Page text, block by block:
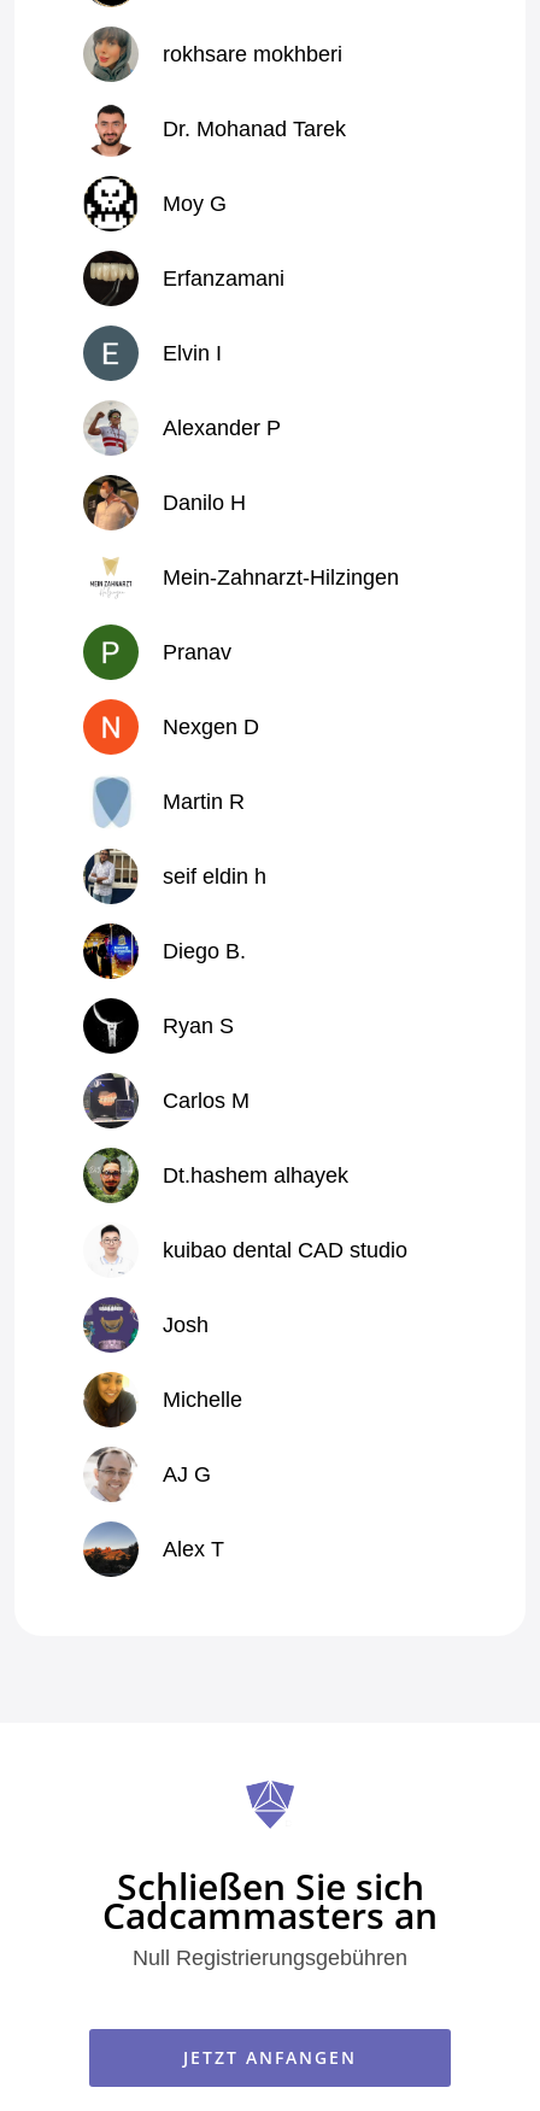
rokhsare mokhberi
Dr. Mohanad Tarek
Moy G
Erfanzamani
Elvin I
Alexander P
Danilo H
Mein-Zahnarzt-Hilzingen
Pranav
Nexgen D
Martin R
seif eldin h
Diego B.
Ryan S
Carlos M
Dt.hashem alhayek
kuibao dental CAD studio
Josh
Michelle
AJ G
Alex T
Schließen Sie sich
Cadcammasters an
Null Registrierungsgebühren
JETZT ANFANGEN